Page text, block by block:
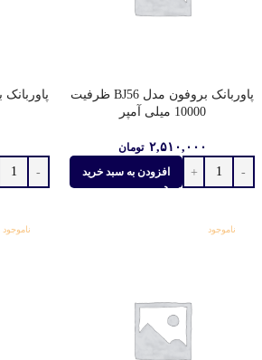
پاوربانک بروفون مدل BJ56 ظرفیت
10000 میلی‌ آمپر
۲,۵۱۰,۰۰۰ تومان
افزودن به سبد خرید
ناموجود ناموجود